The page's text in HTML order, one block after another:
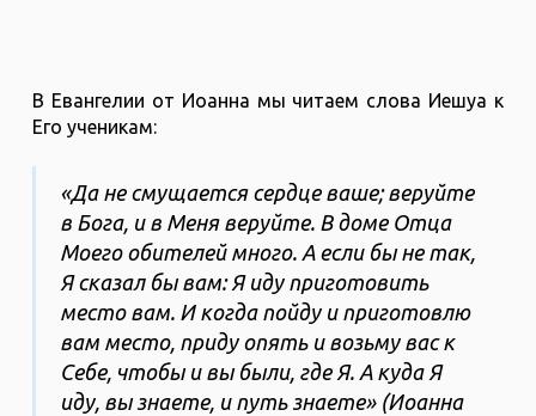
В Евангелии от Иоанна мы читаем слова Иешуа к
Его ученикам:
«Да не смущается сердце ваше; веруйте
в Бога, и в Меня веруйте. В доме Отца
Моего обителей много. А если бы не так,
Я сказал бы вам: Я иду приготовить
место вам. И когда пойду и приготовлю
вам место, приду опять и возьму вас к
Себе, чтобы и вы были, где Я. А куда Я
иду, вы знаете, и путь знаете» (Иоанна